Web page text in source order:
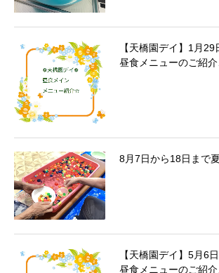
【天橋園デイ】1月
昼食メニューのご紹介
8月7日から18日まで
【天橋園デイ】5月6
昼食メニューのご紹